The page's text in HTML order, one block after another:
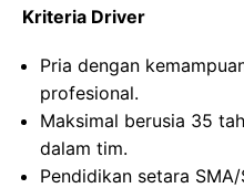
Kriteria Driver
Pria dengan
profesional.
Maksimal berusia 35
dalam tim.
Pendidikan setara